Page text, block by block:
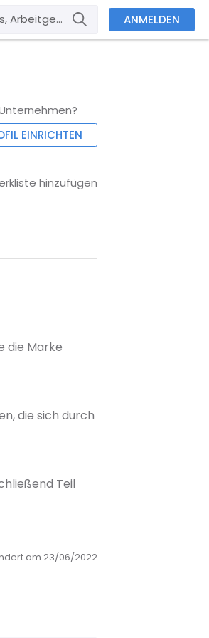
ANMELDEN
EINRICHTEN
hinzufügen
die Marke
die sich durch
Teil
Ihre
am 23/06/2022